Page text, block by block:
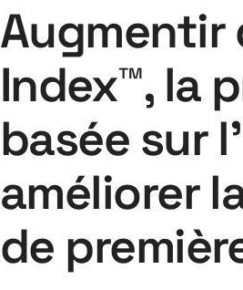
Augmentir
Index™, la
basée sur
améliorer
de